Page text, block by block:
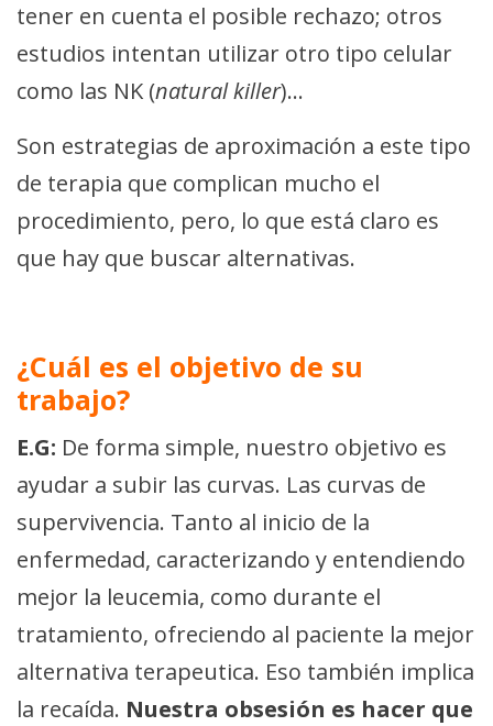
tener en cuenta el posible rechazo; otros
estudios intentan utilizar otro tipo celular
como las NK (natural killer)…
Son estrategias de aproximación a este tipo
de terapia que complican mucho el
procedimiento, pero, lo que está claro es
que hay que buscar alternativas.
¿Cuál es el objetivo de su
trabajo?
E.G: De forma simple, nuestro objetivo es
ayudar a subir las curvas. Las curvas de
supervivencia. Tanto al inicio de la
enfermedad, caracterizando y entendiendo
mejor la leucemia, como durante el
tratamiento, ofreciendo al paciente la mejor
alternativa terapeutica. Eso también implica
la recaída. Nuestra obsesión es hacer que